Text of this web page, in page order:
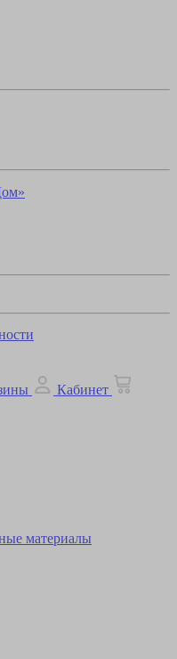
Кабинет
материалы